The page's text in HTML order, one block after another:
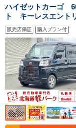
ハイゼットカーゴ
ト キーレスエン
ル 電動格納ミラー
ルエアコン パート
ランスソナー
販売店保証 購入プラン付